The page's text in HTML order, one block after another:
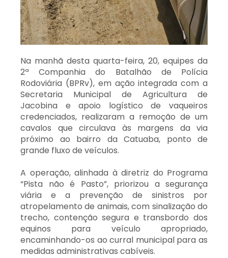
Na manhã desta quarta-feira, 20, equipes da
2ª Companhia do Batalhão de Polícia
Rodoviária (BPRv), em ação integrada com a
Secretaria Municipal de Agricultura de
Jacobina e apoio logístico de vaqueiros
credenciados, realizaram a remoção de um
cavalos que circulava às margens da via
próximo ao bairro da Catuaba, ponto de
grande fluxo de veículos.
A operação, alinhada à diretriz do Programa
“Pista não é Pasto”, priorizou a segurança
viária e a prevenção de sinistros por
atropelamento de animais, com sinalização do
trecho, contenção segura e transbordo dos
equinos para veículo apropriado,
encaminhando-os ao curral municipal para as
medidas administrativas cabíveis.